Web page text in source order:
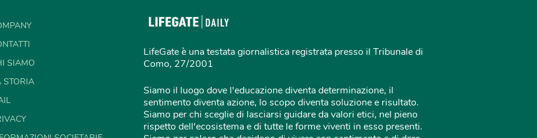
SIAMO
STORIA
LifeGate è una testata giornalistica registrata presso il Tribunale di
Como, 27/2001
Siamo il luogo dove l'educazione diventa determinazione, il
sentimento diventa azione, lo scopo diventa soluzione e risultato.
Siamo per chi sceglie di lasciarsi guidare da valori etici, nel pieno
rispetto dell'ecosistema e di tutte le forme viventi in esso presenti.